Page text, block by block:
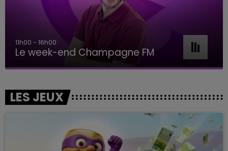
11h00 - 16h00
Le week-end Champagne FM
LES JEUX